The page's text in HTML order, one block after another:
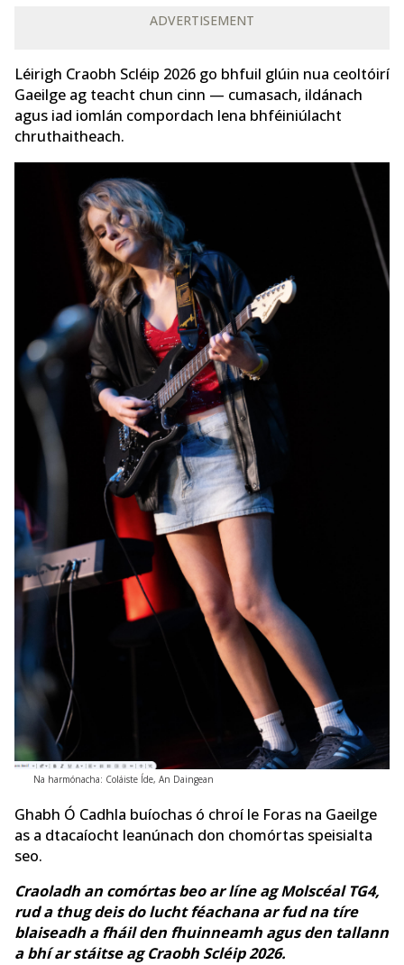
ADVERTISEMENT
Léirigh Craobh Scléip 2026 go bhfuil glúin nua ceoltóirí
Gaeilge ag teacht chun cinn — cumasach, ildánach
agus iad iomlán compordach lena bhféiniúlacht
chruthaitheach.
Na harmónacha: Coláiste Íde, An Daingean
Ghabh Ó Cadhla buíochas ó chroí le Foras na Gaeilge
as a dtacaíocht leanúnach don chomórtas speisialta
seo.
Craoladh an comórtas beo ar líne ag Molscéal TG4,
rud a thug deis do lucht féachana ar fud na tíre
blaiseadh a fháil den fhuinneamh agus den tallann
a bhí ar stáitse ag Craobh Scléip 2026.